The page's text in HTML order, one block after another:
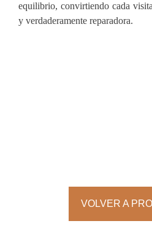
equilibrio, convirtiendo cada
y verdaderamente reparadora.
VOLVER A